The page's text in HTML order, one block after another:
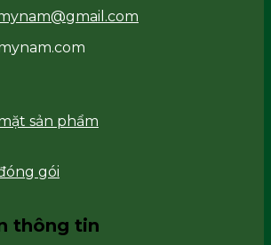
sản phẩm
gói
thông tin